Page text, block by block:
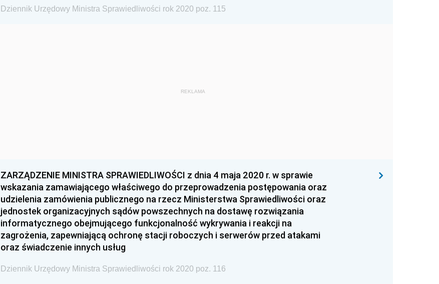
Dziennik Urzędowy Ministra Sprawiedliwości rok 2020 poz. 115
REKLAMA
ZARZĄDZENIE MINISTRA SPRAWIEDLIWOŚCI z dnia 4 maja 2020 r. w sprawie
wskazania zamawiającego właściwego do przeprowadzenia postępowania oraz
udzielenia zamówienia publicznego na rzecz Ministerstwa Sprawiedliwości oraz
jednostek organizacyjnych sądów powszechnych na dostawę rozwiązania
informatycznego obejmującego funkcjonalność wykrywania i reakcji na
zagrożenia, zapewniającą ochronę stacji roboczych i serwerów przed atakami
oraz świadczenie innych usług
Dziennik Urzędowy Ministra Sprawiedliwości rok 2020 poz. 116